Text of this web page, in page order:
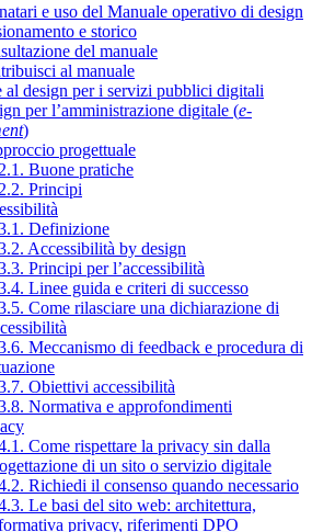
e uso del Manuale operativo di design
e storico
del manuale
al manuale
al design per i servizi pubblici digitali
per l’amministrazione digitale (e-
)
progettuale
Buone pratiche
Principi
Definizione
Accessibilità by design
Principi per l’accessibilità
Linee guida e criteri di successo
Come rilasciare una dichiarazione di
Meccanismo di feedback e procedura di
Obiettivi accessibilità
Normativa e approfondimenti
Come rispettare la privacy sin dalla
di un sito o servizio digitale
Richiedi il consenso quando necessario
Le basi del sito web: architettura,
privacy, riferimenti DPO